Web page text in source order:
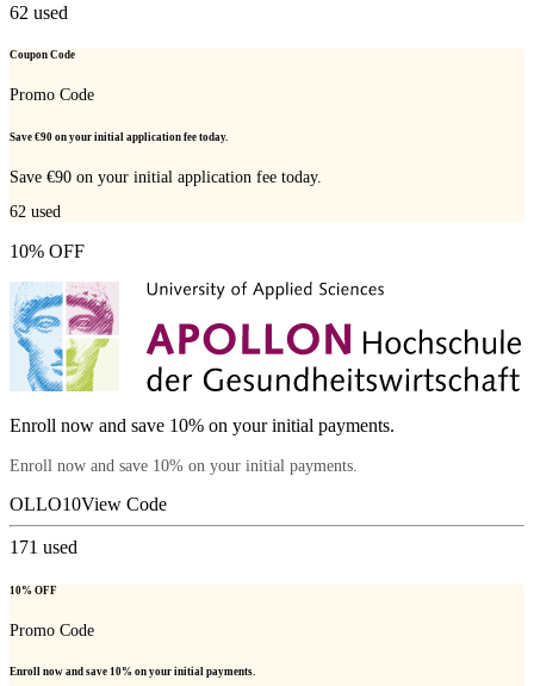
62 used
Coupon Code
Promo Code
Save €90 on your initial application fee today.
Save €90 on your initial application fee today.
62 used
10% OFF
Enroll now and save 10% on your initial payments.
Enroll now and save 10% on your initial payments.
OLLO10View Code
171 used
10% OFF
Promo Code
Enroll now and save 10% on your initial payments.